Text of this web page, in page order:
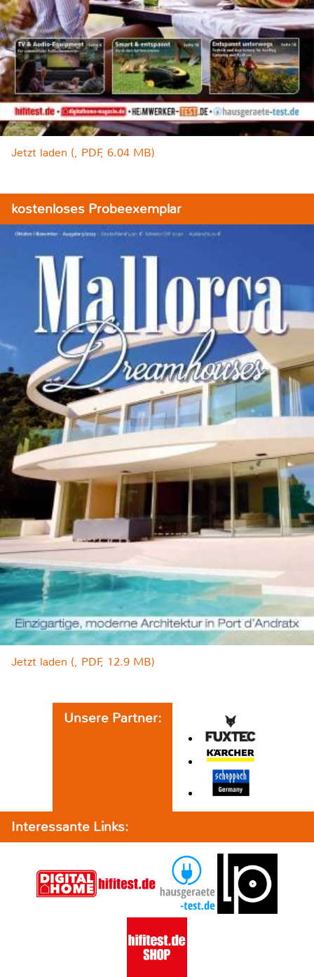
Jetzt laden (, PDF, 6.04 MB)
kostenloses Probeexemplar
Jetzt laden (, PDF, 12.9 MB)
Unsere Partner:
Interessante Links: